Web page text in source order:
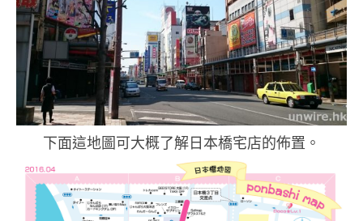
下面這地圖可大概了解日本橋宅店的佈置。